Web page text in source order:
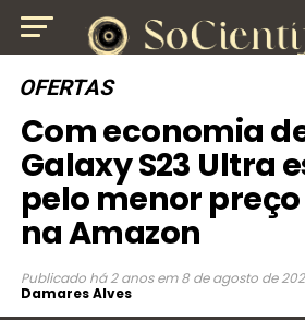
OFERTAS
Com economia
Galaxy S23 Ultra
pelo menor
na Amazon
Publicado há 2 anos em 8 de agosto de
Damares Alves